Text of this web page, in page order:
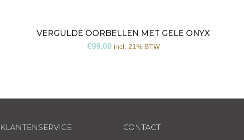
VERGULDE OORBELLEN MET GELE ONYX
€99,00 incl. 21% BTW
KLANTENSERVICE CONTACT